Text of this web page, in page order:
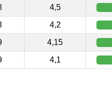
4,5
4,2
4,15
4,1